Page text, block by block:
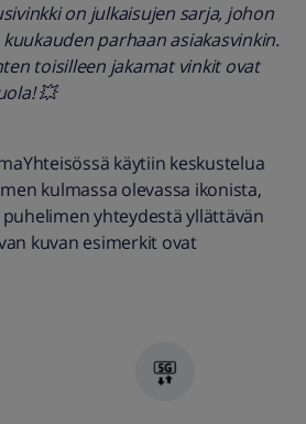
on julkaisujen sarja, johon
parhaan asiakasvinkin.
toisilleen jakamat vinkit ovat
💥
käytiin keskustelua
kulmassa olevassa ikonista,
yhteydestä yllättävän
kuvan esimerkit ovat